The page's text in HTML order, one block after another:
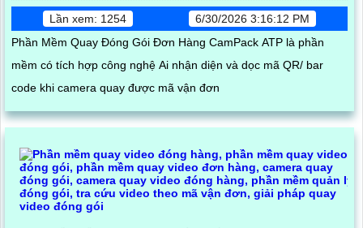
Lần xem: 1254
6/30/2026 3:16:12 PM
Phần Mềm Quay Đóng Gói Đơn Hàng CamPack ATP là phần
mềm có tích hợp công nghệ Ai nhận diện và dọc mã QR/ bar
code khi camera quay được mã vận đơn